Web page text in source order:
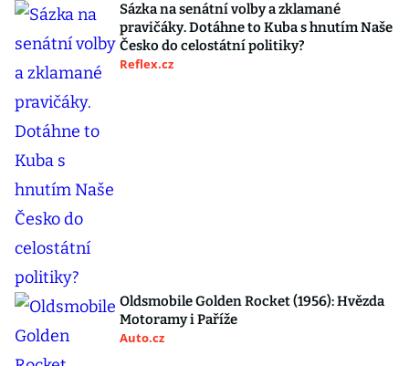
Sázka na senátní volby a zklamané
pravičáky. Dotáhne to Kuba s hnutím Naše
Česko do celostátní politiky?
Reflex.cz
Oldsmobile Golden Rocket (1956): Hvězda
Motoramy i Paříže
Auto.cz